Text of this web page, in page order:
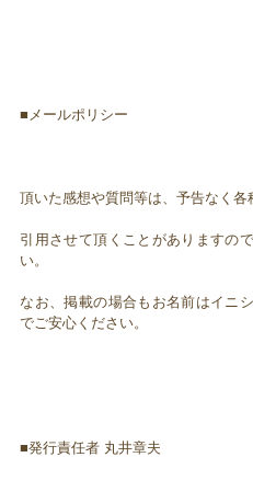
■メールポリシー
頂いた感想や質問等は、予告なく各
引用させて頂くことがありますの
い。
なお、掲載の場合もお名前はイニ
でご安心ください。
■発行責任者 丸井章夫